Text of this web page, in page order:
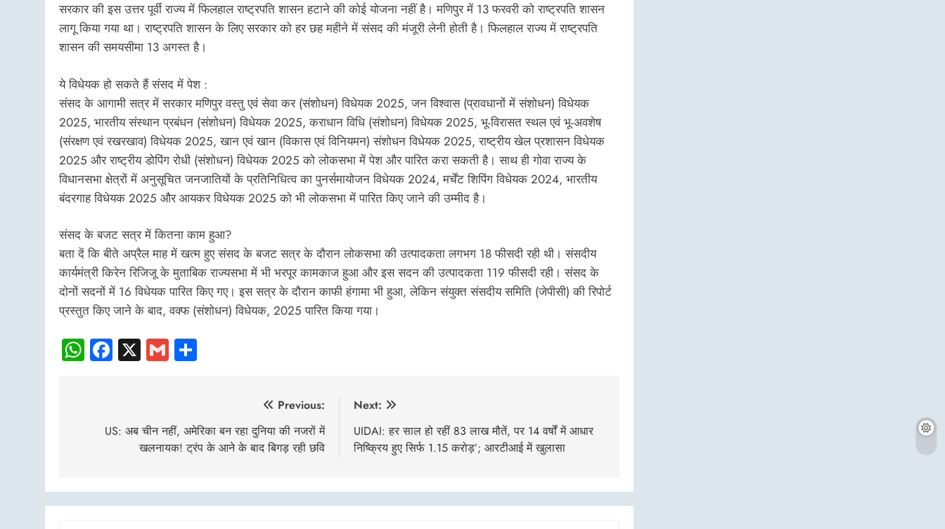
सरकार की इस उत्तर पूर्वी राज्य में फिलहाल राष्ट्रपति शासन हटाने की कोई योजना नहीं है। मणिपुर में 13 फरवरी को राष्ट्रपति शासन
लागू किया गया था। राष्ट्रपति शासन के लिए सरकार को हर छह महीने में संसद की मंजूरी लेनी होती है। फिलहाल राज्य में राष्ट्रपति
शासन की समयसीमा 13 अगस्त है।
ये विधेयक हो सकते हैं संसद में पेश :
संसद के आगामी सत्र में सरकार मणिपुर वस्तु एवं सेवा कर (संशोधन) विधेयक 2025, जन विश्वास (प्रावधानों में संशोधन) विधेयक
2025, भारतीय संस्थान प्रबंधन (संशोधन) विधेयक 2025, कराधान विधि (संशोधन) विधेयक 2025, भू-विरासत स्थल एवं भू-अवशेष
(संरक्षण एवं रखरखाव) विधेयक 2025, खान एवं खान (विकास एवं विनियमन) संशोधन विधेयक 2025, राष्ट्रीय खेल प्रशासन विधेयक
2025 और राष्ट्रीय डोपिंग रोधी (संशोधन) विधेयक 2025 को लोकसभा में पेश और पारित करा सकती है। साथ ही गोवा राज्य के
विधानसभा क्षेत्रों में अनुसूचित जनजातियों के प्रतिनिधित्व का पुनर्समायोजन विधेयक 2024, मर्चेंट शिपिंग विधेयक 2024, भारतीय
बंदरगाह विधेयक 2025 और आयकर विधेयक 2025 को भी लोकसभा में पारित किए जाने की उम्मीद है।
संसद के बजट सत्र में कितना काम हुआ?
बता दें कि बीते अप्रैल माह में खत्म हुए संसद के बजट सत्र के दौरान लोकसभा की उत्पादकता लगभग 18 फीसदी रही थी। संसदीय
कार्यमंत्री किरेन रिजिजू के मुताबिक राज्यसभा में भी भरपूर कामकाज हुआ और इस सदन की उत्पादकता 119 फीसदी रही। संसद के
दोनों सदनों में 16 विधेयक पारित किए गए। इस सत्र के दौरान काफी हंगामा भी हुआ, लेकिन संयुक्त संसदीय समिति (जेपीसी) की रिपोर्ट
प्रस्तुत किए जाने के बाद, वक्फ (संशोधन) विधेयक, 2025 पारित किया गया।
WhatsApp
Facebook
X Gmail
navigation
Previous:
US: अब चीन नहीं, अमेरिका बन रहा दुनिया की नजरों में
खलनायक! ट्रंप के आने के बाद बिगड़ रही छवि
Next:
UIDAI: हर साल हो रहीं 83 लाख मौतें, पर 14 वर्षों में आधार
निष्क्रिय हुए सिर्फ 1.15 करोड़’; आरटीआई में खुलासा